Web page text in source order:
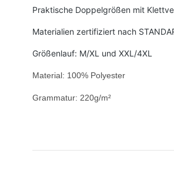
Praktische Doppelgrößen mit
Materialien zertifiziert nach
Größenlauf: M/XL und XXL/4XL
Material: 100% Polyester
Grammatur: 220g/m²
LEITUNG SAMMELSTELLE
Piktogramm Warnweste auch mit
vielen Taschen S-3XL
ab11,17 €*